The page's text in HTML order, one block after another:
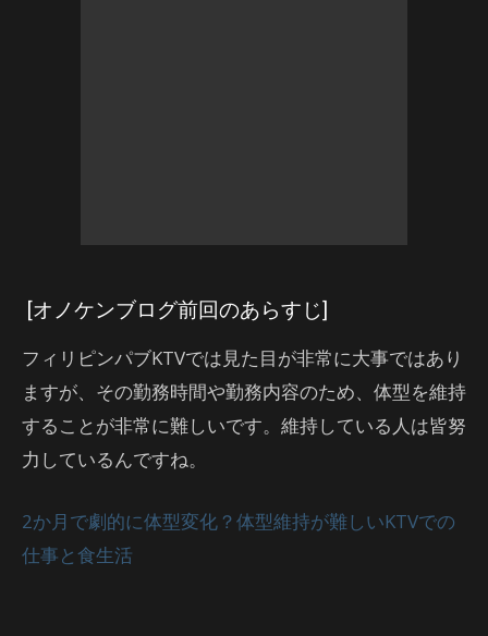
[オノケンブログ前回のあらすじ]
フィリピンパブKTVでは見た目が非常に大事ではあり
ますが、その勤務時間や勤務内容のため、体型を維持
することが非常に難しいです。維持している人は皆努
力しているんですね。
2か月で劇的に体型変化？体型維持が難しいKTVでの
仕事と食生活